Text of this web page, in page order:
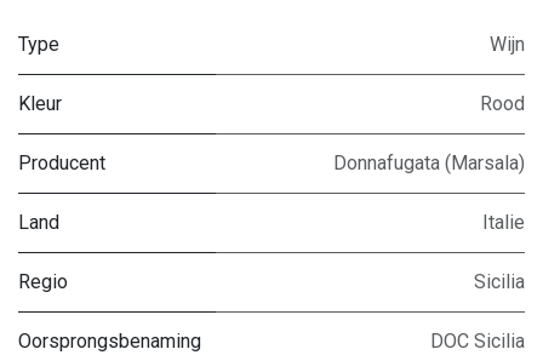
Type Wijn
Kleur Rood
Producent Donnafugata (Marsala)
Land Italie
Regio Sicilia
Oorsprongsbenaming DOC Sicilia